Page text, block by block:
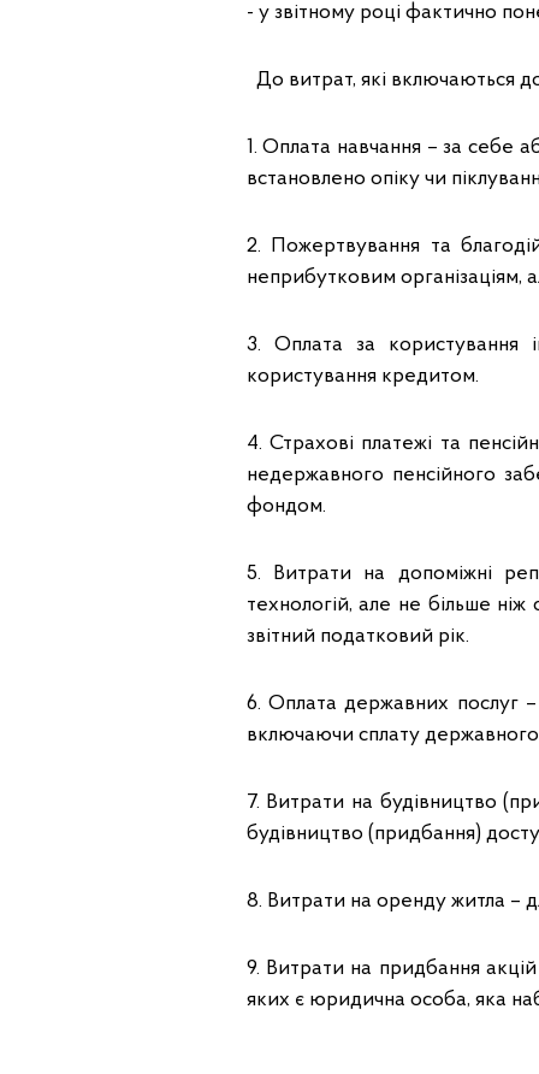
- у звітному році фактично
До витрат, які включаються
1. Оплата навчання – за себе
встановлено опіку чи
2. Пожертвування та
неприбутковим організаціям,
3. Оплата за користування
користування кредитом.
4. Страхові платежі та
недержавного пенсійного
фондом.
5. Витрати на допоміжні
технологій, але не більше
звітний податковий рік.
6. Оплата державних послуг
включаючи сплату
7. Витрати на будівництво
будівництво (придбання)
8. Витрати на оренду житла –
9. Витрати на придбання
яких є юридична особа, яка